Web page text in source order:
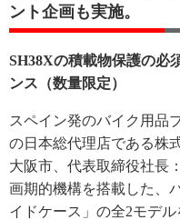
ント企画も実施。
SH38Xの積載物保護の必
ンス（数量限定）
スペイン発のバイク用品
の日本総代理店である株
大阪市、代表取締役社長
画期的機構を搭載した、
イドケース」の全2モデ